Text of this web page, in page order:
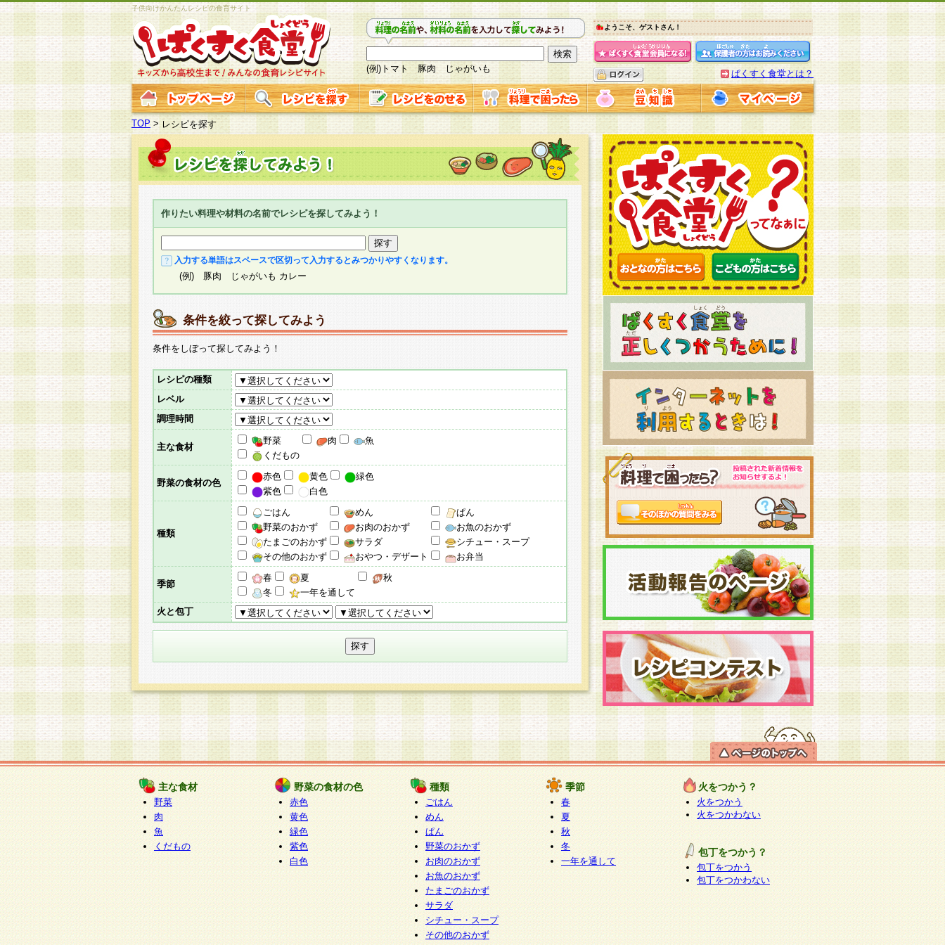
子供向けかんたんレシピの食育サイト
(例)トマト 豚肉 じゃがいも
ようこそ、ゲストさん！
ぱくすく食堂とは？
TOP >レシピを探す
作りたい料理や材料の名前でレシピを探してみよう！
入力する単語はスペースで区切って入力するとみつかりやすくなります。
(例) 豚肉 じゃがいも カレー
条件を絞って探してみよう
条件をしぼって探してみよう！
レシピの種類
レベル
調理時間
主な食材
野菜 肉
魚
くだもの
野菜の食材の色
赤色 黄色
緑色
紫色
白色
種類
ごはん めん
ぱん
野菜のおかず
お肉のおかず
お魚のおかず
たまごのおかず
サラダ
シチュー・スープ
その他のおかず
おやつ・デザート お弁当
季節
春 夏
秋
冬
一年を通して
火と包丁
主な食材
野菜
肉
魚
くだもの
野菜の食材の色
赤色
黄色
緑色
紫色
白色
種類
ごはん
めん
ぱん
野菜のおかず
お肉のおかず
お魚のおかず
たまごのおかず
サラダ
シチュー・スープ
その他のおかず
季節
春
夏
秋
冬
一年を通して
火をつかう？
火をつかう
火をつかわない
包丁をつかう？
包丁をつかう
包丁をつかわない